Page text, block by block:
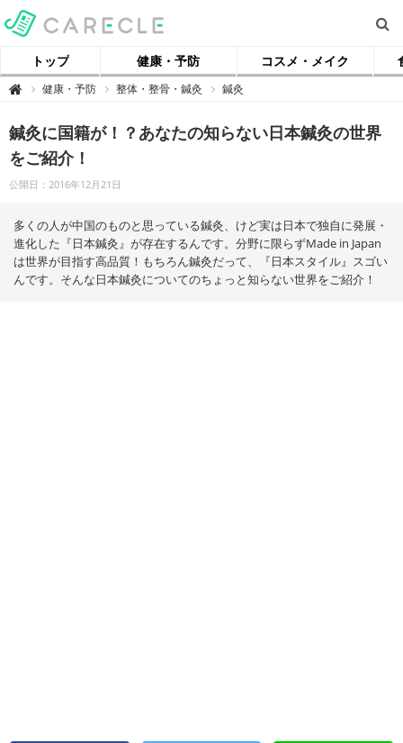
トップ 健康・予防 コスメ・メイク
 【
ル
】
健康・予防 整体・整骨・鍼灸 鍼灸
鍼灸に国籍が！？あなたの知らない日本鍼灸の世界
をご紹介！
公開日：2016年12月21日
多くの人が中国のものと思っている鍼灸、けど実は日本で独自に発展・
進化した『日本鍼灸』が存在するんです。分野に限らずMade in Japan
は世界が目指す高品質！もちろん鍼灸だって、『日本スタイル』スゴい
んです。そんな日本鍼灸についてのちょっと知らない世界をご紹介！